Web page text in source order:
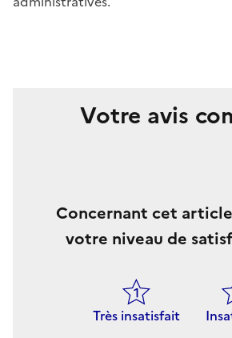
Votre avis
Concernant cet
votre niveau de
Très insatisfait